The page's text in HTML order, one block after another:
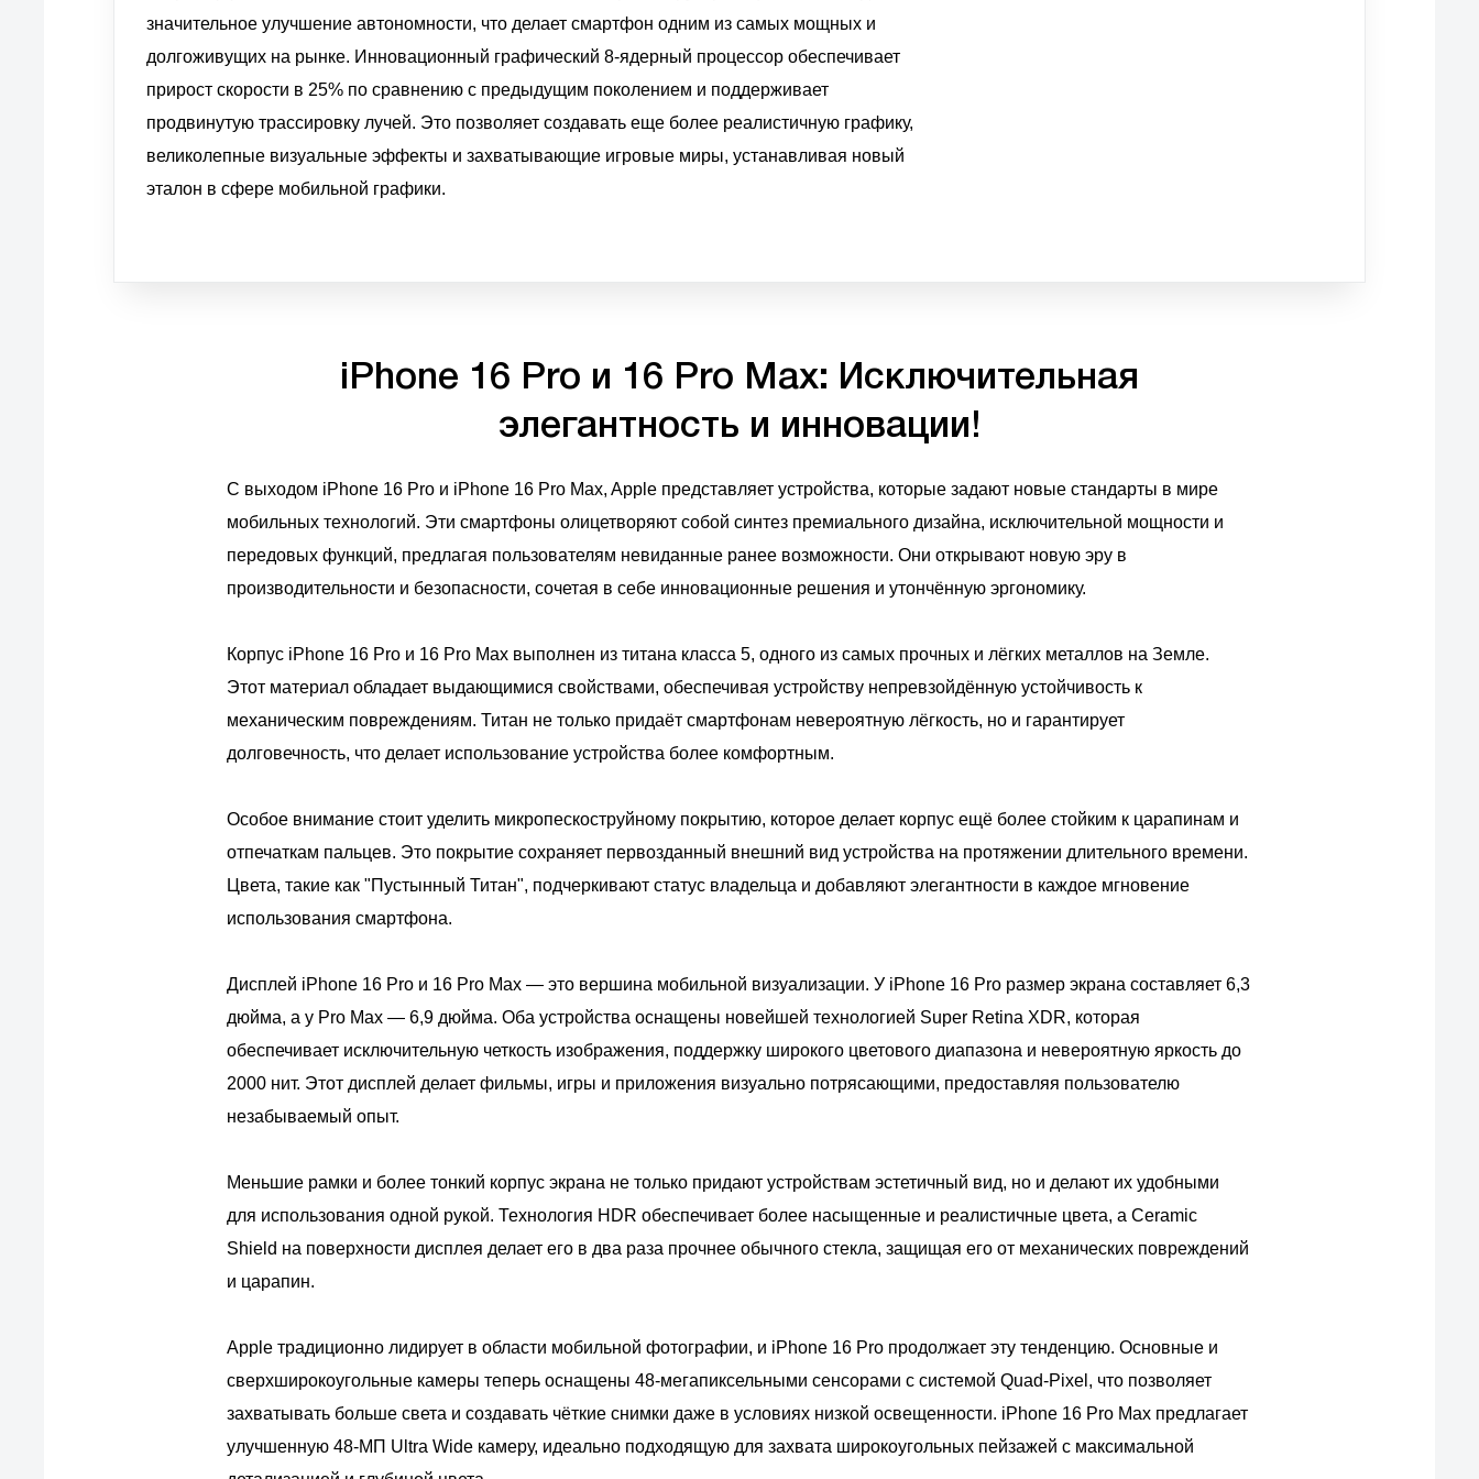
значительное улучшение автономности, что делает смартфон одним из самых мощных и
долгоживущих на рынке. Инновационный графический 8-ядерный процессор обеспечивает
прирост скорости в 25% по сравнению с предыдущим поколением и поддерживает
продвинутую трассировку лучей. Это позволяет создавать еще более реалистичную графику,
великолепные визуальные эффекты и захватывающие игровые миры, устанавливая новый
эталон в сфере мобильной графики.
iPhone 16 Pro и 16 Pro Max: Исключительная
элегантность и инновации!
С выходом iPhone 16 Pro и iPhone 16 Pro Max, Apple представляет устройства, которые задают новые стандарты в мире
мобильных технологий. Эти смартфоны олицетворяют собой синтез премиального дизайна, исключительной мощности и
передовых функций, предлагая пользователям невиданные ранее возможности. Они открывают новую эру в
производительности и безопасности, сочетая в себе инновационные решения и утончённую эргономику.
Корпус iPhone 16 Pro и 16 Pro Max выполнен из титана класса 5, одного из самых прочных и лёгких металлов на Земле.
Этот материал обладает выдающимися свойствами, обеспечивая устройству непревзойдённую устойчивость к
механическим повреждениям. Титан не только придаёт смартфонам невероятную лёгкость, но и гарантирует
долговечность, что делает использование устройства более комфортным.
Особое внимание стоит уделить микропескоструйному покрытию, которое делает корпус ещё более стойким к царапинам и
отпечаткам пальцев. Это покрытие сохраняет первозданный внешний вид устройства на протяжении длительного времени.
Цвета, такие как "Пустынный Титан", подчеркивают статус владельца и добавляют элегантности в каждое мгновение
использования смартфона.
Дисплей iPhone 16 Pro и 16 Pro Max — это вершина мобильной визуализации. У iPhone 16 Pro размер экрана составляет 6,3
дюйма, а у Pro Max — 6,9 дюйма. Оба устройства оснащены новейшей технологией Super Retina XDR, которая
обеспечивает исключительную четкость изображения, поддержку широкого цветового диапазона и невероятную яркость до
2000 нит. Этот дисплей делает фильмы, игры и приложения визуально потрясающими, предоставляя пользователю
незабываемый опыт.
Меньшие рамки и более тонкий корпус экрана не только придают устройствам эстетичный вид, но и делают их удобными
для использования одной рукой. Технология HDR обеспечивает более насыщенные и реалистичные цвета, а Ceramic
Shield на поверхности дисплея делает его в два раза прочнее обычного стекла, защищая его от механических повреждений
и царапин.
Apple традиционно лидирует в области мобильной фотографии, и iPhone 16 Pro продолжает эту тенденцию. Основные и
сверхширокоугольные камеры теперь оснащены 48-мегапиксельными сенсорами с системой Quad-Pixel, что позволяет
захватывать больше света и создавать чёткие снимки даже в условиях низкой освещенности. iPhone 16 Pro Max предлагает
улучшенную 48-МП Ultra Wide камеру, идеально подходящую для захвата широкоугольных пейзажей с максимальной